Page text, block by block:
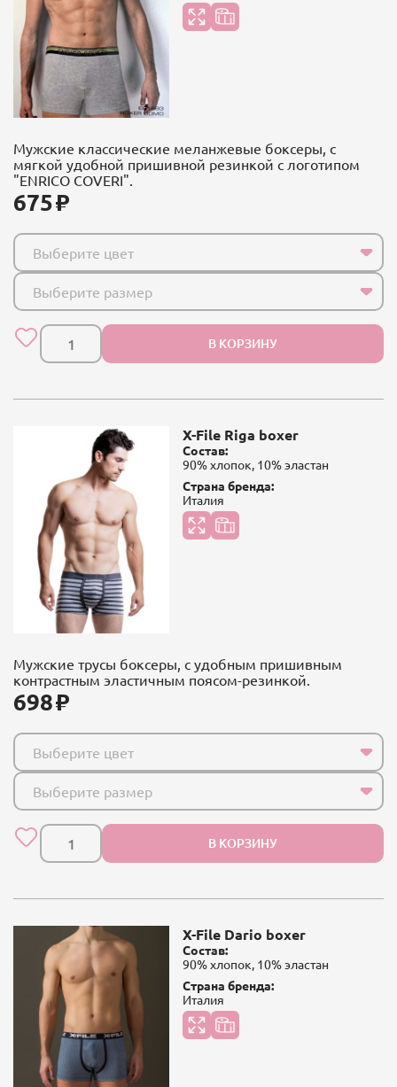
Мужские классические меланжевые боксеры, с
мягкой удобной пришивной резинкой с логотипом
"ENRICO COVERI".
675
Выберите цвет
Выберите размер
В КОРЗИНУ
X-File Riga boxer
Состав:
90% хлопок, 10% эластан
Страна бренда:
Италия
Мужские трусы боксеры, с удобным пришивным
контрастным эластичным поясом-резинкой.
698
Выберите цвет
Выберите размер
В КОРЗИНУ
X-File Dario boxer
Состав:
90% хлопок, 10% эластан
Страна бренда:
Италия